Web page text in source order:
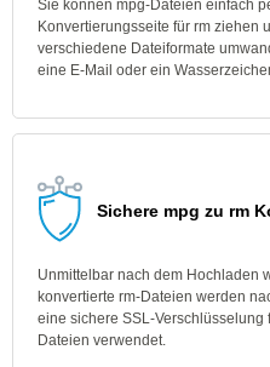
Sie können mpg-Dateien einfach
Konvertierungsseite für rm ziehen
verschiedene Dateiformate
eine E-Mail oder ein
Sichere mpg zu rm
Unmittelbar nach dem Hochladen
konvertierte rm-Dateien werden
eine sichere SSL-
Dateien verwendet.